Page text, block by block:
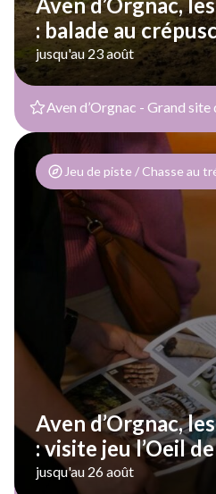
: balade au
jusqu'au 23 août
Aven d’Orgnac - Grand site
Aven d’Orgnac,
: visite jeu l’Oeil
jusqu'au 26 août
Jeu de piste / Chasse au